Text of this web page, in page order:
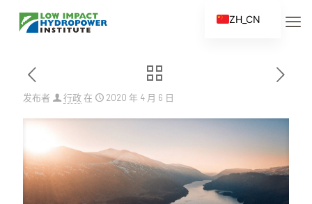
发布者 行政在 2020 年 4 月 6 日
ZH_CN